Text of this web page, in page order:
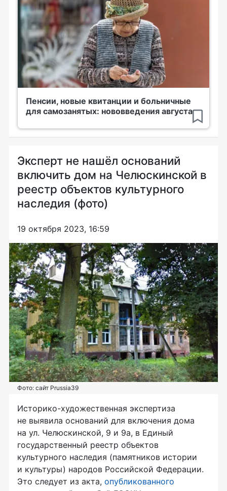
Пенсии, новые квитанции и больничные
для самозанятых: нововведения августа
Эксперт не нашёл оснований
включить дом на Челюскинской в
реестр объектов культурного
наследия (фото)
19 октября 2023, 16:59
Фото: сайт Prussia39
Историко-художественная экспертиза
не выявила оснований для включения дома
на ул. Челюскинской, 9 и 9а, в Единый
государственный реестр объектов
культурного наследия (памятников истории
и культуры) народов Российской Федерации.
Это следует из акта, опубликованного